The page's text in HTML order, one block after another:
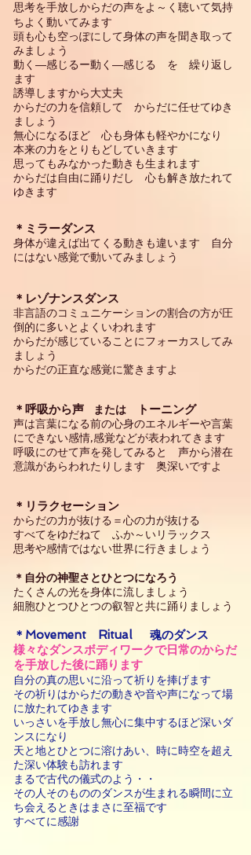
思考を手放しからだの声をよ～く聴いて気持
ちよく動いてみます
頭も心も空っぽにして身体の声を聞き取って
みましょう
動く―感じるー動く―感じる を 繰り返し
ます
誘導しますから大丈夫
からだの力を信頼して からだに任せてゆき
ましょう
無心になるほど 心も身体も軽やかになり
本来の力をとりもどしていきます
思ってもみなかった動きも生まれます
からだは自由に踊りだし 心も解き放たれて
ゆきます
＊ミラーダンス
身体が違えば出てくる動きも違います 自分
にはない感覚で動いてみましょう
＊レゾナンスダンス
非言語のコミュニケーションの割合の方が圧
倒的に多いとよくいわれます
からだが感じていることにフォーカスしてみ
ましょう
からだの正直な感覚に驚きますよ
​＊呼吸から声 または トーニング
声は言葉になる前の心身のエネルギーや言葉
にできない感情,感覚などが表われてきます
​呼吸にのせて声を発してみると 声から潜在
意識があらわれたりします 奥深いですよ​
＊リラクセーション
からだの力が抜ける＝心の力が抜ける
すべてをゆだねて ふか～いリラックス
思考や感情ではない世界に行きましょう
＊自分の神聖さとひとつになろう
たくさんの光を身体に流しましょう
細胞ひとつひとつの叡智と共に踊りましょう
＊Movement Ritual 魂のダンス​
様々なダンスボディワークで日常のからだ
を手放した後に踊ります
自分の真の思いに沿って祈りを捧げます
その祈りはからだの動きや音や声になって場
に放たれてゆきます
いっさいを手放し無心に集中するほど深いダ
ンスになり
天と地とひとつに溶けあい、時に時空を超え
た深い体験も訪れます
まるで古代の儀式のよう・・
その人そのもののダンスが生まれる瞬間に立
ち会えるときはまさに至福です
すべてに感謝